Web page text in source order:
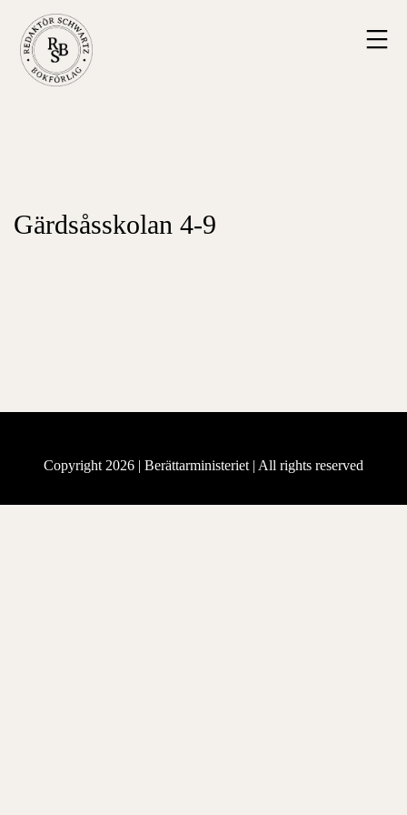
Hoppa
innehåll
Redaktör
Schwartz
Gärdsåsskolan 4-9
Copyright 2026 | Berättarministeriet | All rights reserved